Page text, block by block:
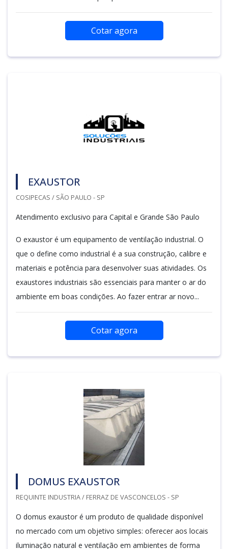
Cotar agora
EXAUSTOR
COSIPECAS / SÃO PAULO - SP
Atendimento exclusivo para Capital e Grande São Paulo
O exaustor é um equipamento de ventilação industrial. O
que o define como industrial é a sua construção, calibre e
materiais e potência para desenvolver suas atividades. Os
exaustores industriais são essenciais para manter o ar do
ambiente em boas condições. Ao fazer entrar ar novo...
Cotar agora
DOMUS EXAUSTOR
REQUINTE INDUSTRIA / FERRAZ DE VASCONCELOS - SP
O domus exaustor é um produto de qualidade disponível
no mercado com um objetivo simples: oferecer aos locais
iluminação natural e ventilação em ambientes de forma